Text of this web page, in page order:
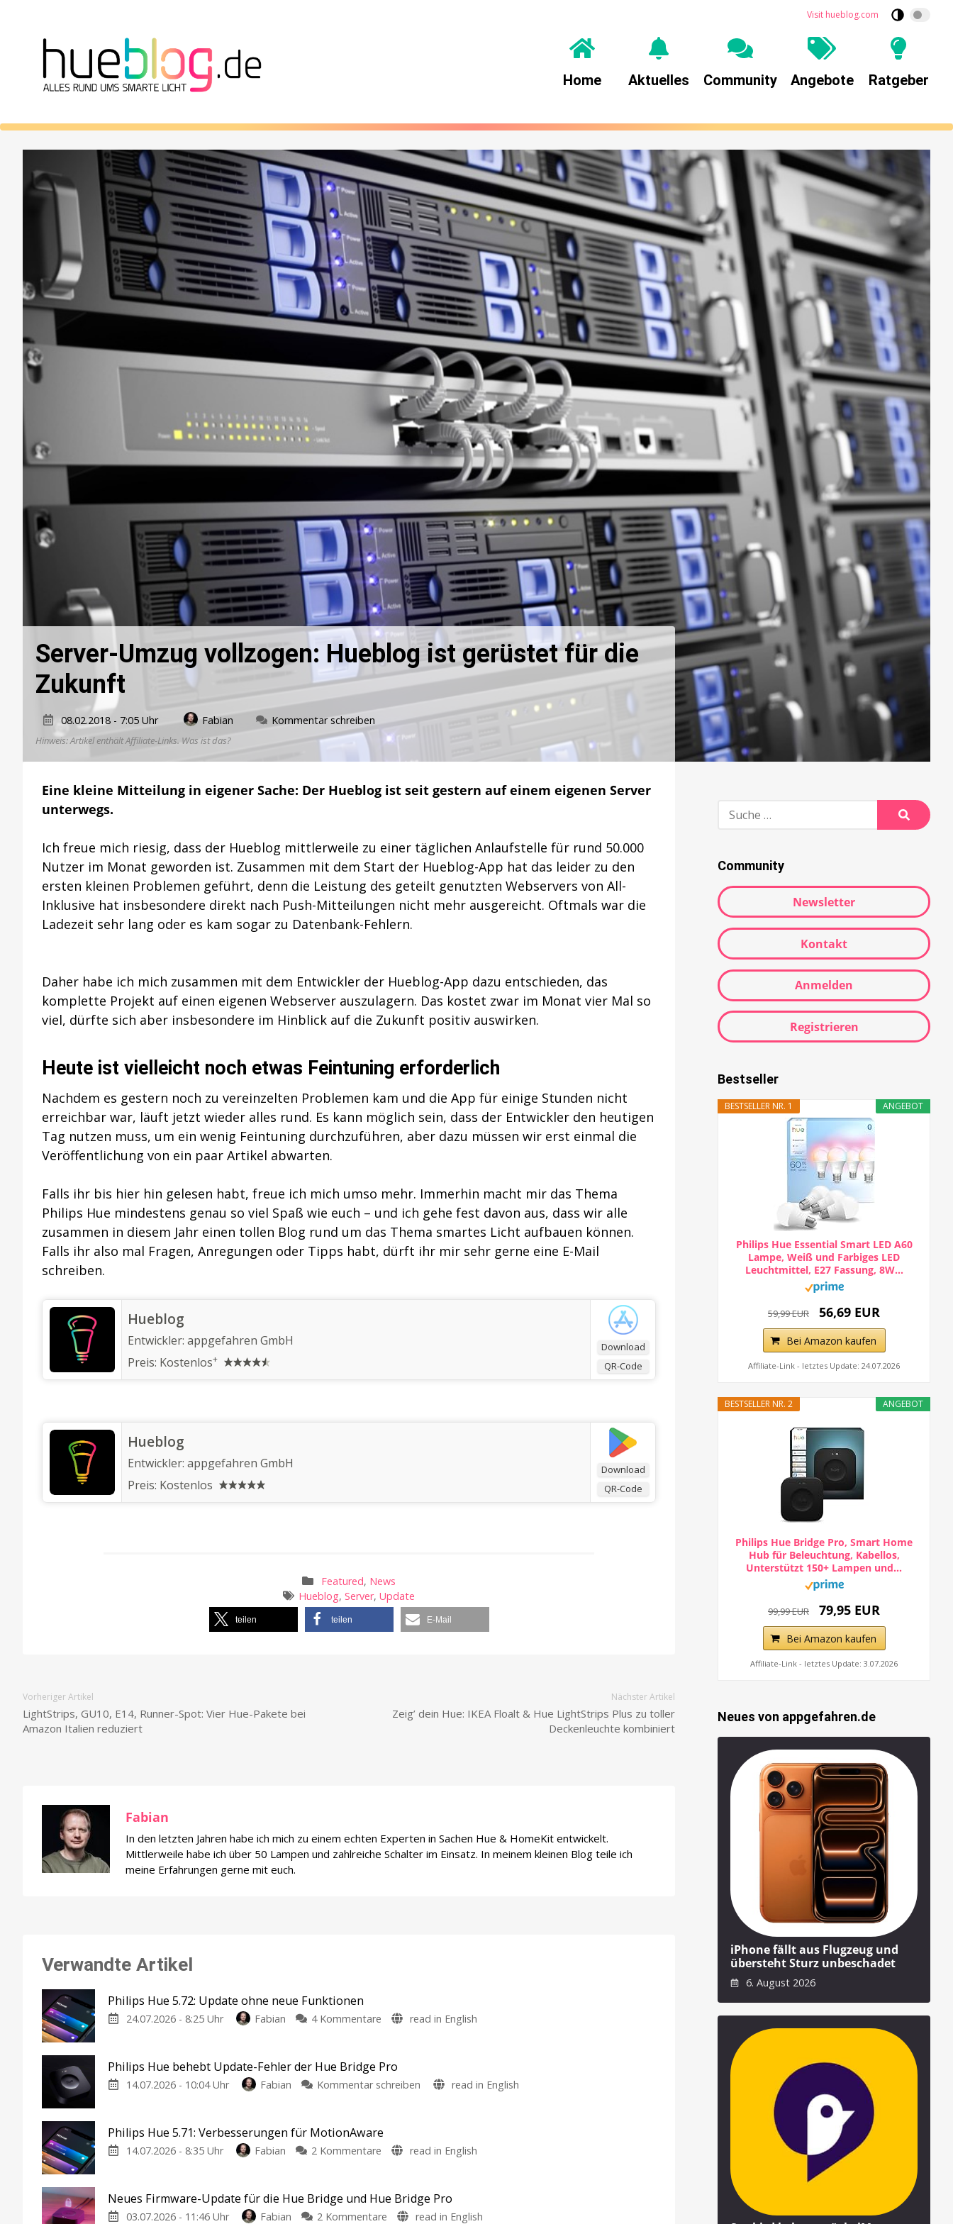
Visit hueblog.com
Home Aktuelles Community Angebote Ratgeber
Server-Umzug vollzogen: Hueblog ist gerüstet für die
Zukunft
08.02.2018 - 7:05 Uhr Fabian Kommentar schreiben
Server-
vollzogen:
ist
Zukunft
Hinweis: Artikel enthält Affiliate-Links. Was ist das?
Eine kleine Mitteilung in eigener Sache: Der Hueblog ist seit gestern auf einem eigenen Server
unterwegs.
Ich freue mich riesig, dass der Hueblog mittlerweile zu einer täglichen Anlaufstelle für rund 50.000
Nutzer im Monat geworden ist. Zusammen mit dem Start der Hueblog-App hat das leider zu den
ersten kleinen Problemen geführt, denn die Leistung des geteilt genutzten Webservers von All-
Inklusive hat insbesondere direkt nach Push-Mitteilungen nicht mehr ausgereicht. Oftmals war die
Ladezeit sehr lang oder es kam sogar zu Datenbank-Fehlern.
Daher habe ich mich zusammen mit dem Entwickler der Hueblog-App dazu entschieden, das
komplette Projekt auf einen eigenen Webserver auszulagern. Das kostet zwar im Monat vier Mal so
viel, dürfte sich aber insbesondere im Hinblick auf die Zukunft positiv auswirken.
Heute ist vielleicht noch etwas Feintuning erforderlich
Nachdem es gestern noch zu vereinzelten Problemen kam und die App für einige Stunden nicht
erreichbar war, läuft jetzt wieder alles rund. Es kann möglich sein, dass der Entwickler den heutigen
Tag nutzen muss, um ein wenig Feintuning durchzuführen, aber dazu müssen wir erst einmal die
Veröffentlichung von ein paar Artikel abwarten.
Falls ihr bis hier hin gelesen habt, freue ich mich umso mehr. Immerhin macht mir das Thema
Philips Hue mindestens genau so viel Spaß wie euch – und ich gehe fest davon aus, dass wir alle
zusammen in diesem Jahr einen tollen Blog rund um das Thema smartes Licht aufbauen können.
Falls ihr also mal Fragen, Anregungen oder Tipps habt, dürft ihr mir sehr gerne eine E-Mail
schreiben.
Download
QR-Code
‎Hueblog
Entwickler: appgefahren GmbH
Preis: Kostenlos+
Download
QR-Code
Hueblog
Entwickler: appgefahren GmbH
Preis: Kostenlos
Featured, News
Hueblog, Server, Update
teilen teilen E-Mail
Vorheriger Artikel
LightStrips, GU10, E14, Runner-Spot: Vier Hue-Pakete bei
Amazon Italien reduziert
Nächster Artikel
Zeig’ dein Hue: IKEA Floalt & Hue LightStrips Plus zu toller
Deckenleuchte kombiniert
Fabian
In den letzten Jahren habe ich mich zu einem echten Experten in Sachen Hue & HomeKit entwickelt.
Mittlerweile habe ich über 50 Lampen und zahlreiche Schalter im Einsatz. In meinem kleinen Blog teile ich
meine Erfahrungen gerne mit euch.
Verwandte Artikel
Philips Hue 5.72: Update ohne neue Funktionen
24.07.2026 - 8:25 Uhr Fabian 4 Kommentare zu
5.72:
ohne
Mit
rund
read in English
Philips Hue behebt Update-Fehler der Hue Bridge Pro
14.07.2026 - 10:04 Uhr Fabian Kommentar schreiben
zu
Fehler
Bridge
Pro
read in English
Philips Hue 5.71: Verbesserungen für MotionAware
14.07.2026 - 8:35 Uhr Fabian 2 Kommentare zu
5.71:
Verbesserungen
read in English
Neues Firmware-Update für die Hue Bridge und Hue Bridge Pro
03.07.2026 - 11:46 Uhr Fabian 2 Kommentare zu
read in English
Suche
Suche
Community
Newsletter
Kontakt
Anmelden
Registrieren
Bestseller
ANGEBOT
BESTSELLER NR. 1
Philips Hue Essential Smart LED A60
Lampe, Weiß und Farbiges LED
Leuchtmittel, E27 Fassung, 8W...
59,99 EUR 56,69 EUR
Bei Amazon kaufen
Affiliate-Link - letztes Update: 24.07.2026
ANGEBOT
BESTSELLER NR. 2
Philips Hue Bridge Pro, Smart Home
Hub für Beleuchtung, Kabellos,
Unterstützt 150+ Lampen und...
99,99 EUR 79,95 EUR
Bei Amazon kaufen
Affiliate-Link - letztes Update: 3.07.2026
Neues von appgefahren.de
iPhone fällt aus Flugzeug und
übersteht Sturz unbeschadet
6. August 2026